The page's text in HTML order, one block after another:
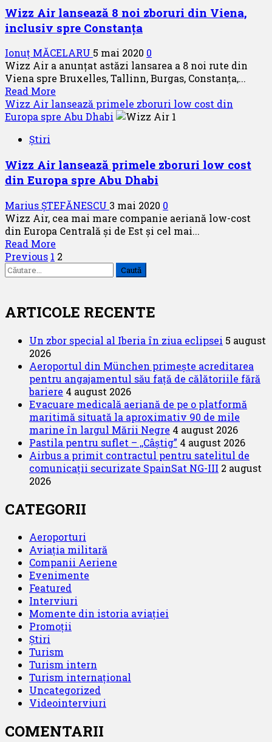
de
10
17
mai
2020
Wizz Air lansează 8 noi zboruri din Viena,
inclusiv spre Constanța
Ionuț MĂCELARU 5 mai 2020 0
Wizz Air a anunțat astăzi lansarea a 8 noi rute din
Viena spre Bruxelles, Tallinn, Burgas, Constanța,...
Read More
more
about
8
noi
din
Viena,
inclusiv
Constanța
Wizz Air lansează primele zboruri low cost din
Europa spre Abu Dhabi
Știri
Wizz Air lansează primele zboruri low cost
din Europa spre Abu Dhabi
Marius ȘTEFĂNESCU 3 mai 2020 0
Wizz Air, cea mai mare companie aeriană low-cost
din Europa Centrală și de Est și cel mai...
Read More
more
Wizz
lansează
primele
low
din
Europa
spre
Abu
Dhabi
Paginație
articole
Previous 1 2
Caută
după:
ARTICOLE RECENTE
Un zbor special al Iberia în ziua eclipsei 5 august
2026
Aeroportul din München primește acreditarea
pentru angajamentul său față de călătoriile fără
bariere 4 august 2026
Evacuare medicală aeriană de pe o platformă
maritimă situată la aproximativ 90 de mile
marine în largul Mării Negre 4 august 2026
Pastila pentru suflet – ,,Câștig” 4 august 2026
Airbus a primit contractul pentru satelitul de
comunicații securizate SpainSat NG-III 2 august
2026
CATEGORII
Aeroporturi
Aviația militară
Companii Aeriene
Evenimente
Featured
Interviuri
Momente din istoria aviației
Promoții
Știri
Turism
Turism intern
Turism internațional
Uncategorized
Videointerviuri
COMENTARII